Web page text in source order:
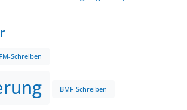
Schreiben
BMF-Schreiben